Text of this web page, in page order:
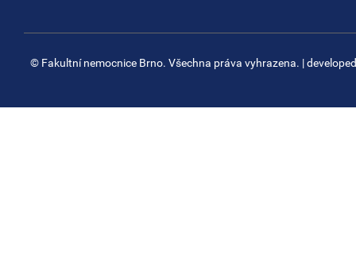
© Fakultní nemocnice Brno. Všechna práva vyhrazena. |